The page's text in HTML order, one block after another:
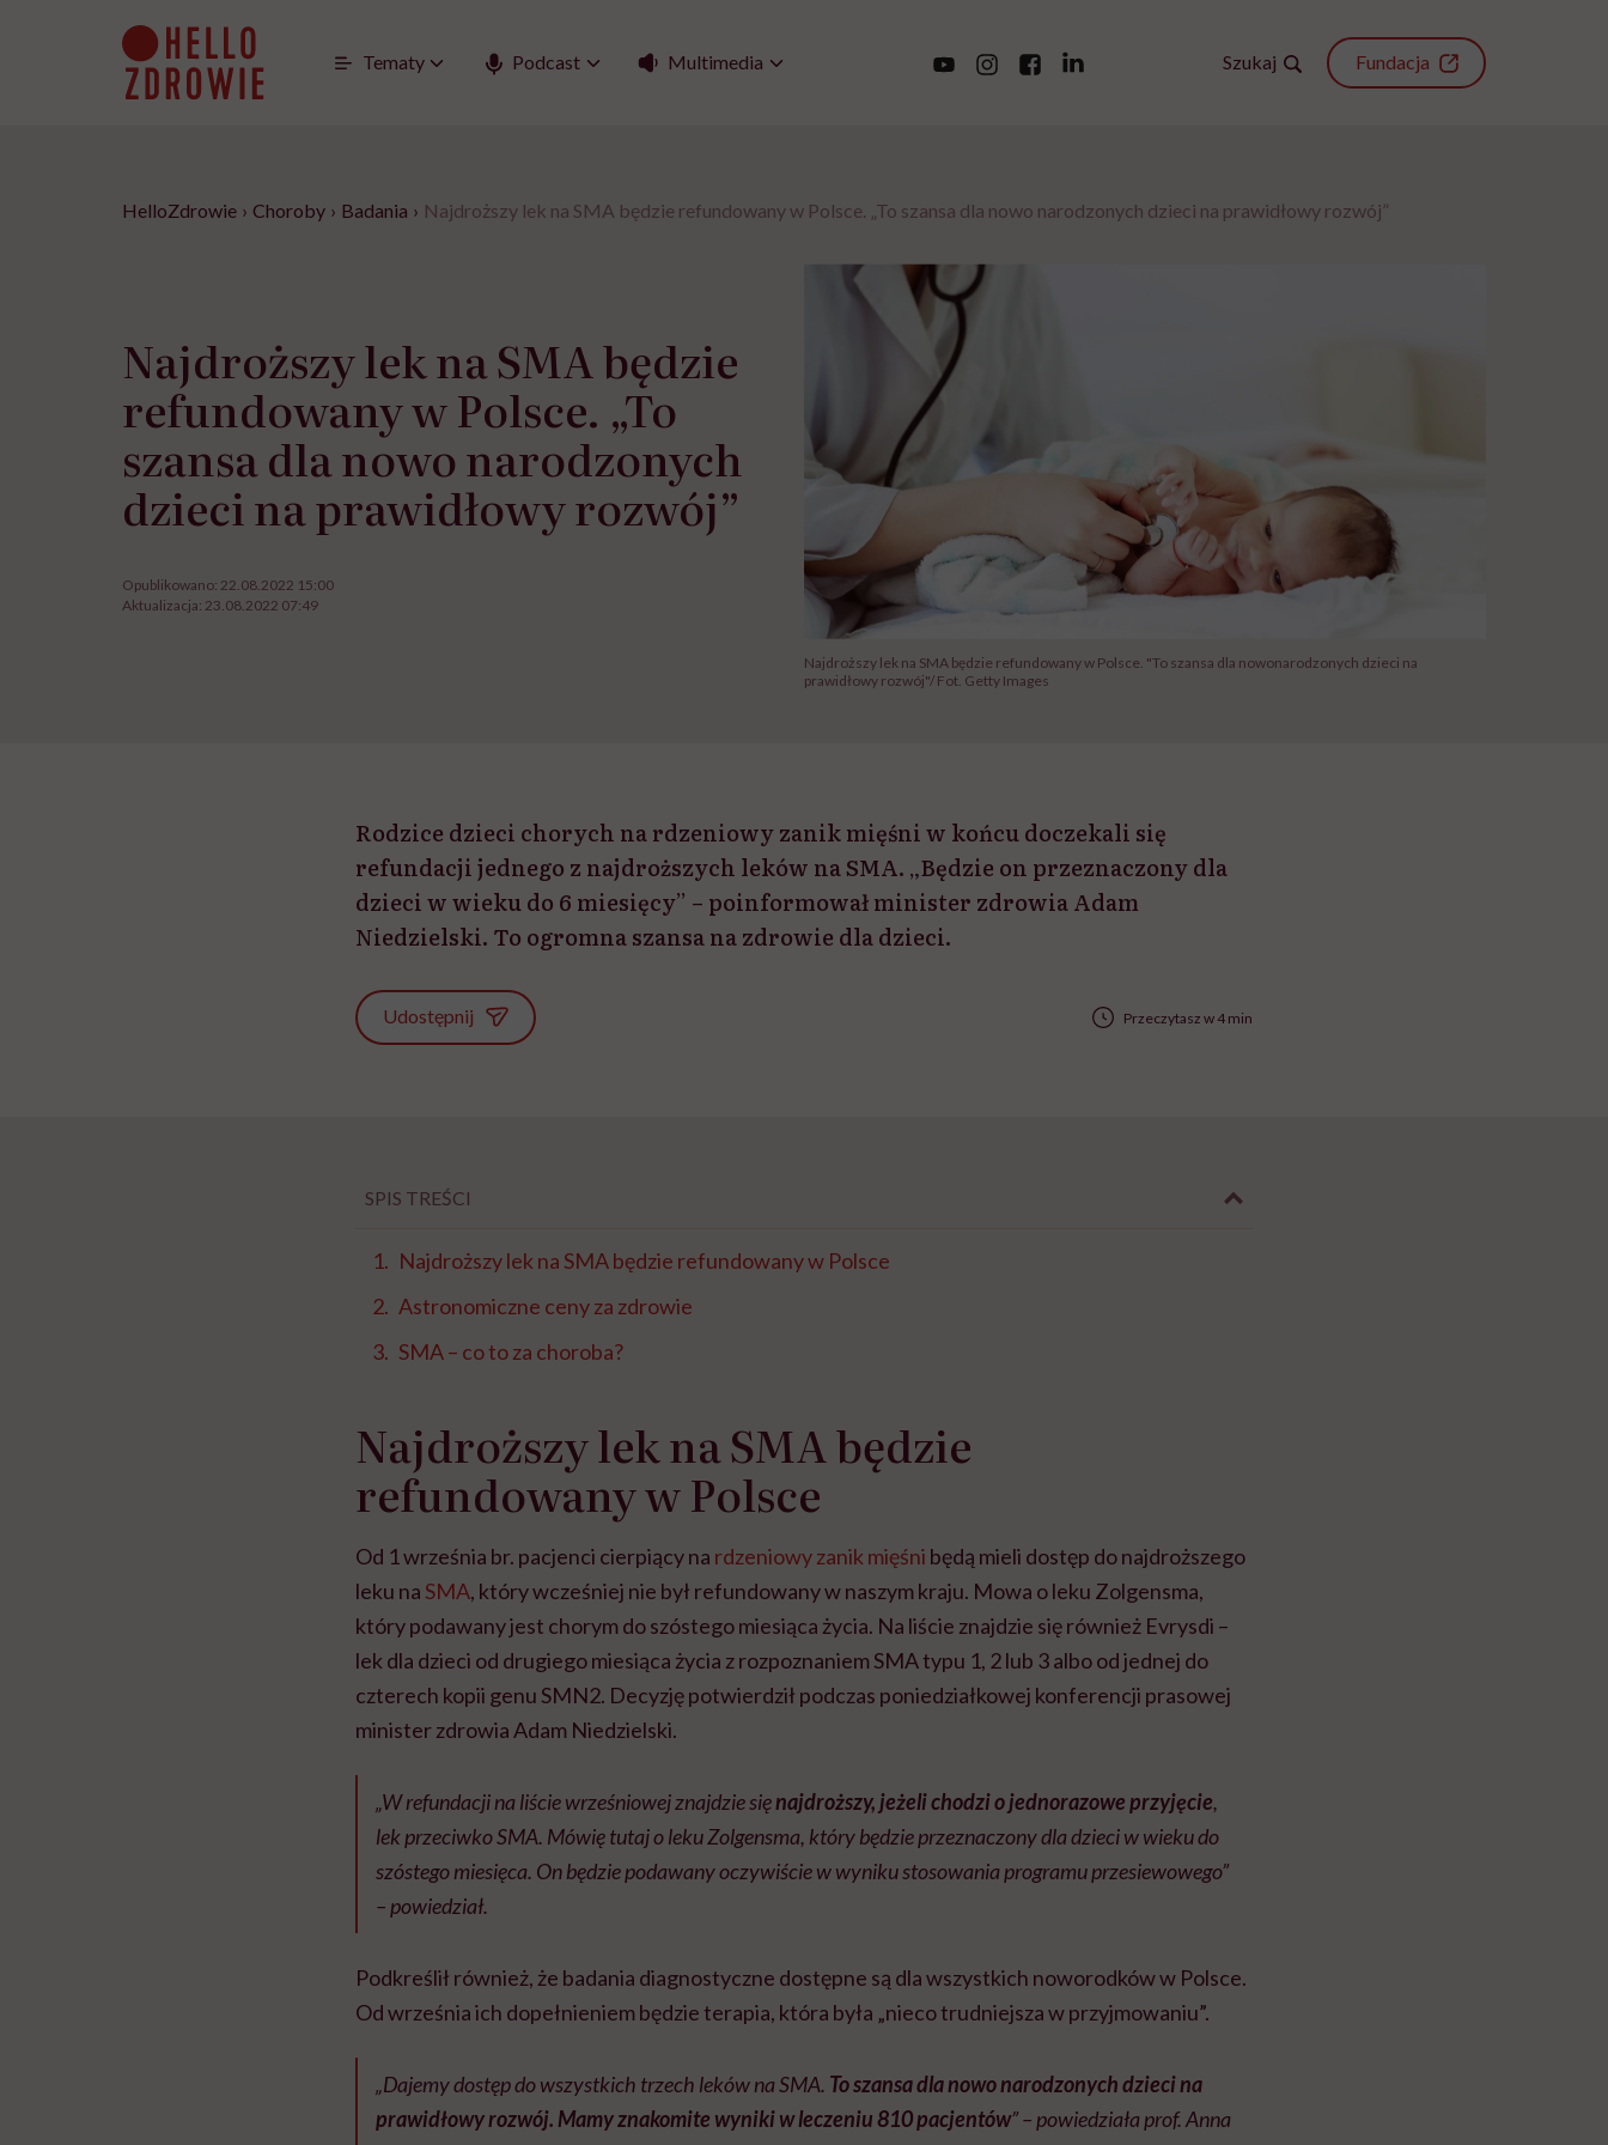
Tematy Podcast Multimedia Szukaj Fundacja
HelloZdrowie › Choroby › Badania › Najdroższy lek na SMA będzie refundowany w Polsce. „To szansa dla nowo narodzonych dzieci na prawidłowy rozwój”
Najdroższy lek na SMA będzie
refundowany w Polsce. „To
szansa dla nowo narodzonych
dzieci na prawidłowy rozwój”
Opublikowano: 22.08.2022 15:00
Aktualizacja: 23.08.2022 07:49
Najdroższy lek na SMA będzie refundowany w Polsce. "To szansa dla nowonarodzonych dzieci na
prawidłowy rozwój"/ Fot. Getty Images
Rodzice dzieci chorych na rdzeniowy zanik mięśni w końcu doczekali się
refundacji jednego z najdroższych leków na SMA. „Będzie on przeznaczony dla
dzieci w wieku do 6 miesięcy” – poinformował minister zdrowia Adam
Niedzielski. To ogromna szansa na zdrowie dla dzieci.
Udostępnij Przeczytasz w 4 min
SPIS TREŚCI
Najdroższy lek na SMA będzie refundowany w Polsce
Astronomiczne ceny za zdrowie
SMA – co to za choroba?
Najdroższy lek na SMA będzie
refundowany w Polsce
Od 1 września br. pacjenci cierpiący na rdzeniowy zanik mięśni będą mieli dostęp do najdroższego
leku na SMA, który wcześniej nie był refundowany w naszym kraju. Mowa o leku Zolgensma,
który podawany jest chorym do szóstego miesiąca życia. Na liście znajdzie się również Evrysdi –
lek dla dzieci od drugiego miesiąca życia z rozpoznaniem SMA typu 1, 2 lub 3 albo od jednej do
czterech kopii genu SMN2. Decyzję potwierdził podczas poniedziałkowej konferencji prasowej
minister zdrowia Adam Niedzielski.
„W refundacji na liście wrześniowej znajdzie sięnajdroższy, jeżeli chodzi o jednorazowe przyjęcie,
lek przeciwko SMA. Mówię tutaj o leku Zolgensma, który będzie przeznaczony dla dzieci w wieku do
szóstego miesięca. On będzie podawany oczywiście w wyniku stosowania programu przesiewowego”
– powiedział.
Podkreślił również, że badania diagnostyczne dostępne są dla wszystkich noworodków w Polsce.
Od września ich dopełnieniem będzie terapia, która była „nieco trudniejsza w przyjmowaniu”.
„Dajemy dostęp do wszystkich trzech leków naSMA. To szansa dla nowo narodzonych dzieci na
prawidłowy rozwój. Mamy znakomite wyniki w leczeniu 810 pacjentów” – powiedziała prof. Anna